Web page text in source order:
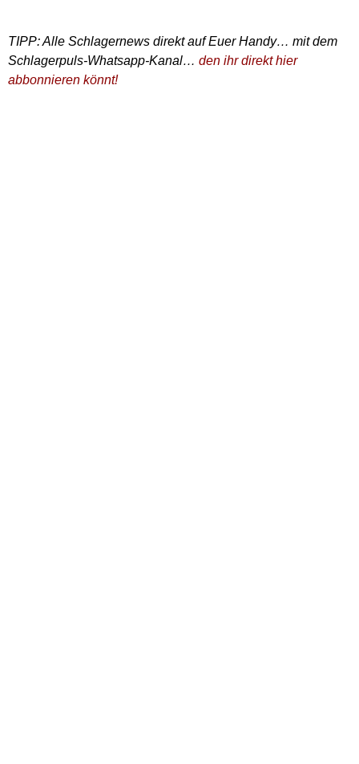
TIPP: Alle Schlagernews direkt auf Euer Handy… mit dem
Schlagerpuls-Whatsapp-Kanal… den ihr direkt hier
abbonnieren könnt!